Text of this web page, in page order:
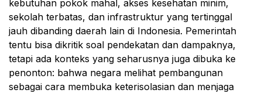
kebutuhan pokok mahal, akses kesehatan minim,
sekolah terbatas, dan infrastruktur yang tertinggal
jauh dibanding daerah lain di Indonesia. Pemerintah
tentu bisa dikritik soal pendekatan dan dampaknya,
tetapi ada konteks yang seharusnya juga dibuka ke
penonton: bahwa negara melihat pembangunan
sebagai cara membuka keterisolasian dan menjaga